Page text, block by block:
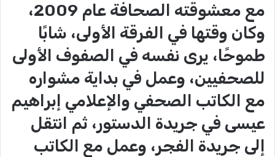
مع معشوقته الصحافة عام 2009،
وكان وقتها في الفرقة الأولى، شابًا
طموحًا، يرى نفسه في الصفوف الأولى
للصحفيين، وعمل في بداية مشواره
مع الكاتب الصحفي والإعلامي إبراهيم
عيسى في جريدة الدستور، ثم انتقل
إلى جريدة الفجر، وعمل مع الكاتب